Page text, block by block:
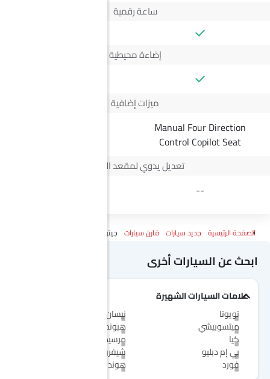
ساعة رقمية
إضاءة محيطية
ميزات إضافية
Manual Four Direction
Control Copilot Seat
تعديل يدوي لمقعد السائق
--
الصفحة الرئيسية جديد سيارات قارن سيارات جيتور إكس 70 Vs ج إم سي فيجوس
ابحث عن السيارات أخرى
علامات السيارات الشهيرة
تويوتا
نيسان
ميتسوبيشي
هيونداي
كيا
مرسيدس-بنز
بي إم دبليو
شيفروليه
فورد
هوندا